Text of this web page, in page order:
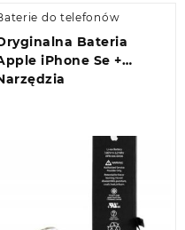
do telefonów
Bateria
iPhone Se +